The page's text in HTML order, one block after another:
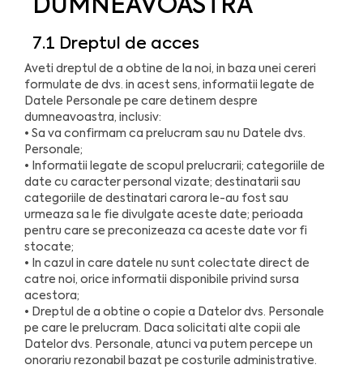
7.1 Dreptul de acces
Aveti dreptul de a obtine de la noi, in baza unei cereri
formulate de dvs. in acest sens, informatii legate de
Datele Personale pe care detinem despre
dumneavoastra, inclusiv:
• Sa va confirmam ca prelucram sau nu Datele dvs.
Personale;
• Informatii legate de scopul prelucrarii; categoriile de
date cu caracter personal vizate; destinatarii sau
categoriile de destinatari carora le-au fost sau
urmeaza sa le fie divulgate aceste date; perioada
pentru care se preconizeaza ca aceste date vor fi
stocate;
• In cazul in care datele nu sunt colectate direct de
catre noi, orice informatii disponibile privind sursa
acestora;
• Dreptul de a obtine o copie a Datelor dvs. Personale
pe care le prelucram. Daca solicitati alte copii ale
Datelor dvs. Personale, atunci va putem percepe un
onorariu rezonabil bazat pe costurile administrative.